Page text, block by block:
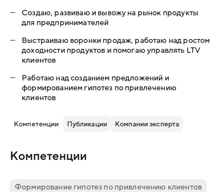
—
Создаю, развиваю и вывожу на рынок продукты
для предпринимателей
—
Выстраиваю воронки продаж, работаю над ростом
доходности продуктов и помогаю управлять LTV
клиентов
—
Работаю над созданием предложений и
формированием гипотез по привлечению
клиентов
Компетенции Публикации Компании эксперта
Компетенции
Формирование гипотез по привлечению клиентов